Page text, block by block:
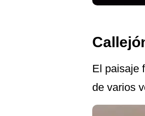
El paisaje
de varios